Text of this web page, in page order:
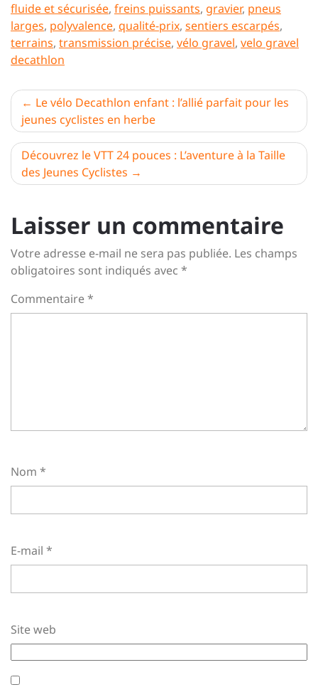
fluide et sécurisée, freins puissants, gravier, pneus
larges, polyvalence, qualité-prix, sentiers escarpés,
terrains, transmission précise, vélo gravel, velo gravel
decathlon
Navigation
de
l’article
Le vélo Decathlon enfant : l’allié parfait pour les
jeunes cyclistes en herbe
Découvrez le VTT 24 pouces : L’aventure à la Taille
des Jeunes Cyclistes
Laisser un commentaire
Votre adresse e-mail ne sera pas publiée. Les champs
obligatoires sont indiqués avec *
Commentaire*
Nom *
E-mail *
Site web